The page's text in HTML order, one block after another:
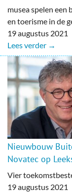
musea spelen een
en toerisme in de
19 augustus 2021
Lees verder →
Nieuwbouw
Novatec op
Vier
19 augustus 2021